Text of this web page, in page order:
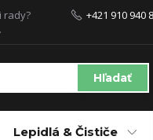
Hľadať
rady?
+421 910 940
Lepidlá & Čističe